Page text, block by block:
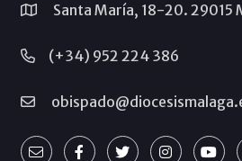
Santa María, 18-20. 29015
(+34) 952 224 386